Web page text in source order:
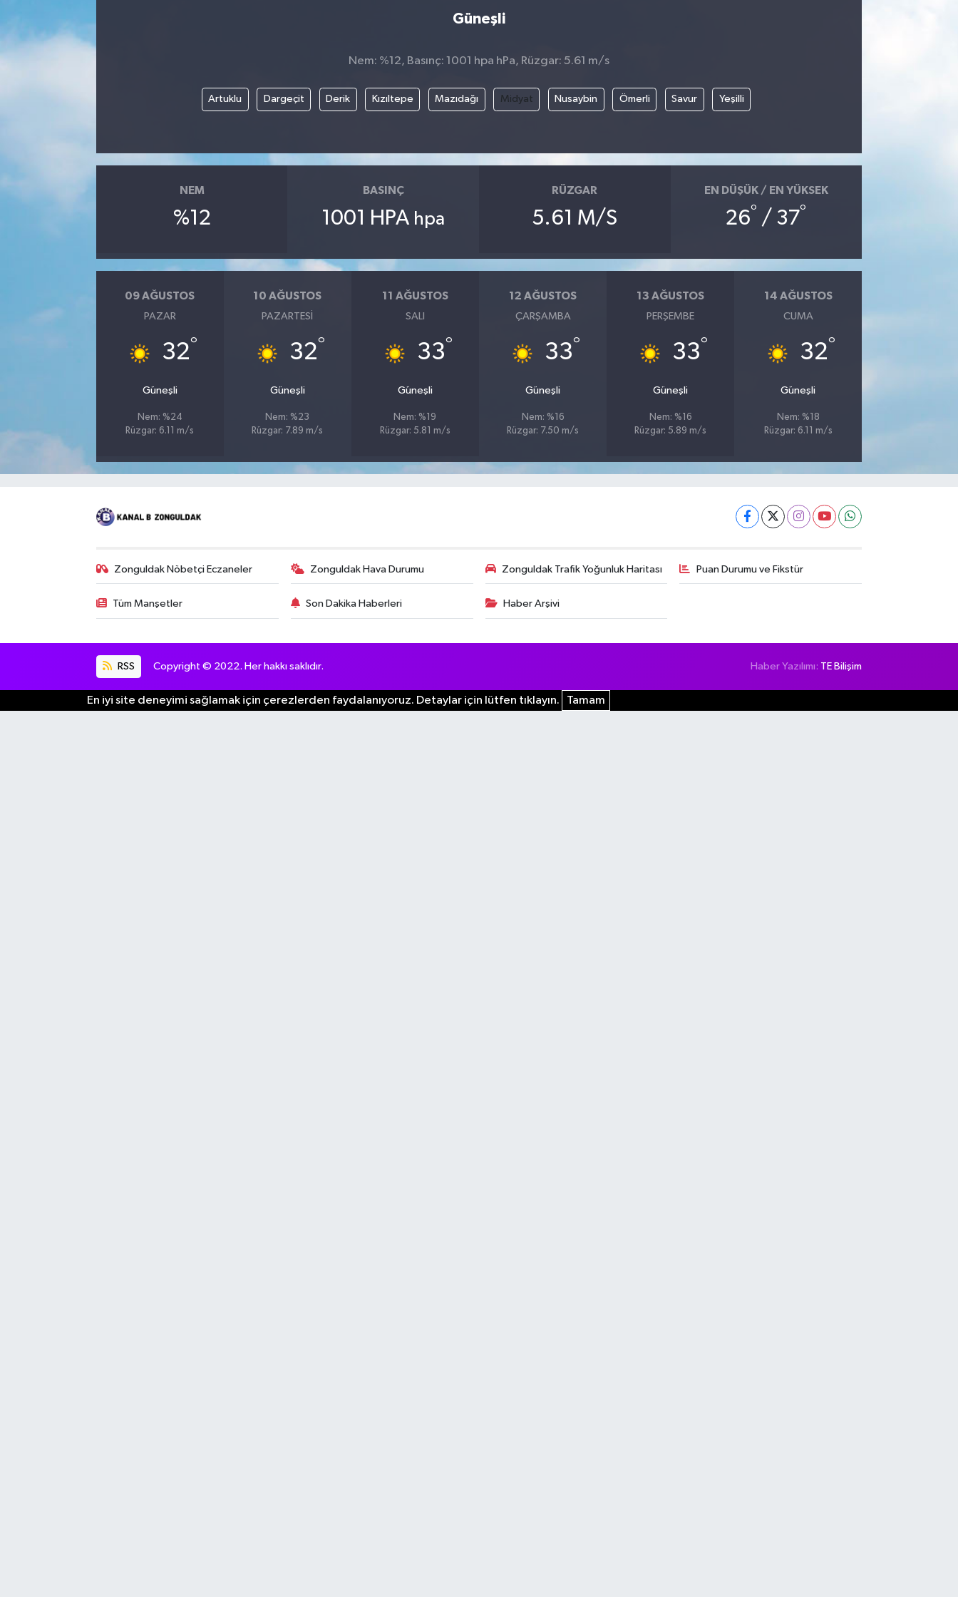
Güneşli
Nem: %12, Basınç: 1001 hpa hPa, Rüzgar: 5.61 m/s
Artuklu Dargeçit Derik Kızıltepe Mazıdağı Midyat Nusaybin Ömerli Savur Yeşilli
NEM
%12
BASINÇ
1001 HPA hpa
RÜZGAR
5.61 M/S
EN DÜŞÜK / EN YÜKSEK
26° / 37°
09 AĞUSTOS
PAZAR
32°
Güneşli
Nem: %24
Rüzgar: 6.11 m/s
10 AĞUSTOS
PAZARTESI
32°
Güneşli
Nem: %23
Rüzgar: 7.89 m/s
11 AĞUSTOS
SALI
33°
Güneşli
Nem: %19
Rüzgar: 5.81 m/s
12 AĞUSTOS
ÇARŞAMBA
33°
Güneşli
Nem: %16
Rüzgar: 7.50 m/s
13 AĞUSTOS
PERŞEMBE
33°
Güneşli
Nem: %16
Rüzgar: 5.89 m/s
14 AĞUSTOS
CUMA
32°
Güneşli
Nem: %18
Rüzgar: 6.11 m/s
Zonguldak Nöbetçi Eczaneler Zonguldak Hava Durumu Zonguldak Trafik Yoğunluk Haritası Puan Durumu ve Fikstür
Tüm Manşetler Son Dakika Haberleri Haber Arşivi
RSS Copyright © 2022. Her hakkı saklıdır. Haber Yazılımı: TE Bilişim
En iyi site deneyimi sağlamak için çerezlerden faydalanıyoruz. Detaylar için lütfen tıklayın. Tamam
Karabük